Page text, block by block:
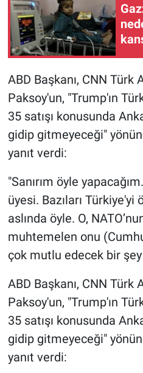
ABD Başkanı, CNN Türk
Paksoy'un, "Trump'ın
35 satışı konusunda
gidip gitmeyeceği"
yanıt verdi:
"Sanırım öyle
üyesi. Bazıları
aslında öyle. O,
muhtemelen onu
çok mutlu edecek bir şey
ABD Başkanı, CNN Türk
Paksoy'un, "Trump'ın
35 satışı konusunda
gidip gitmeyeceği"
yanıt verdi: